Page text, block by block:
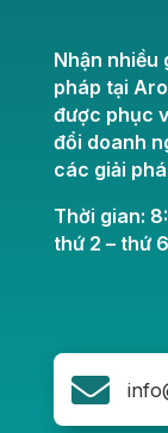
Nhận nhiều
pháp tại
được phục
đổi doanh
các giải
Thời gian:
thứ 2 – thứ 6
